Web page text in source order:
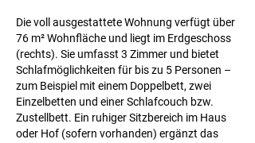
Die voll ausgestattete Wohnung verfügt über
76 m² Wohnfläche und liegt im Erdgeschoss
(rechts). Sie umfasst 3 Zimmer und bietet
Schlafmöglichkeiten für bis zu 5 Personen –
zum Beispiel mit einem Doppelbett, zwei
Einzelbetten und einer Schlafcouch bzw.
Zustellbett. Ein ruhiger Sitzbereich im Haus
oder Hof (sofern vorhanden) ergänzt das